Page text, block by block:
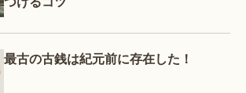
最古の古銭は紀元前に存在した！